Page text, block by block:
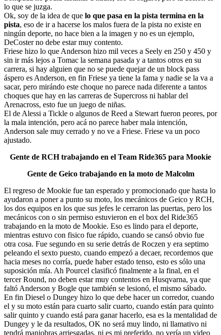
lo que se juzga.
Ok, soy de la idea de que lo que pasa en la pista termina en la
pista, eso de ir a hacerse los malos fuera de la pista no existe en
ningún deporte, no hace bien a la imagen y no es un ejemplo,
DeCoster no debe estar muy contento.
Friese hizo lo que Anderson hizo mil veces a Seely en 250 y 450 y
sin ir más lejos a Tomac la semana pasada y a tantos otros en su
carrera, si hay alguien que no se puede quejar de un block pass
áspero es Anderson, en fin Friese ya tiene la fama y nadie se la va a
sacar, pero mirándo este choque no parece nada diferente a tantos
choques que hay en las carreras de Supercross ni hablar del
Arenacross, esto fue un juego de niñas.
El de Alessi a Tickle o algunos de Reed a Stewart fueron peores, por
la mala intención, pero acá no parece haber mala intención,
Anderson sale muy cerrado y no ve a Friese. Friese va un poco
ajustado.
Gente de RCH trabajando en el Team Ride365 para Mookie
Gente de Geico trabajando en la moto de Malcolm
El regreso de Mookie fue tan esperado y promocionado que hasta lo
ayudaron a poner a punto su moto, los mecánicos de Geico y RCH,
los dos equipos en los que sus jefes le cerraron las puertas, pero los
mecánicos con o sin permiso estuvieron en el box del Ride365
trabajando en la moto de Mookie. Eso es lindo para el deporte,
mientras estuvo con fisico fue rápido, cuando se cansó obvio fue
otra cosa. Fue segundo en su serie detrás de Roczen y era septimo
peleando el sexto puesto, cuando empezó a decaer, recordemos que
hacia meses no corría, puede haber estado tenso, esto es sólo una
suposición mía. Ah Pourcel clasificó finalmente a la final, en el
tercer Round, no deben estar muy contentos en Husqvarna, ya que
faltó Anderson y Bogle que también se lesionó, el mismo sábado.
En fin Diesel o Dungey hizo lo que debe hacer un corredor, cuando
el y su moto están para cuarto salir cuarto, cuando están para quinto
salir quinto y cuando está para ganar hacerlo, esa es la mentalidad de
Dungey y le da resultados, OK no será muy lindo, ni llamativo ni
tendrá maniobras arriesgadas, ni es mi preferido, no vería un video